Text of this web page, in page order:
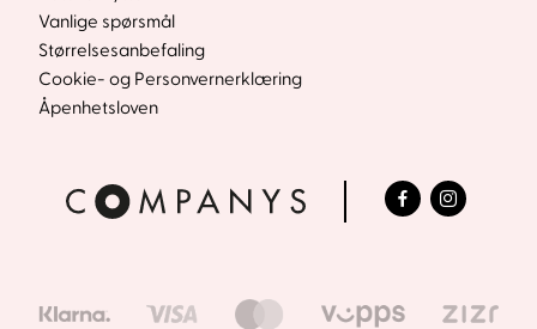
Vanlige spørsmål
Størrelsesanbefaling
Cookie- og Personvernerklæring
Åpenhetsloven